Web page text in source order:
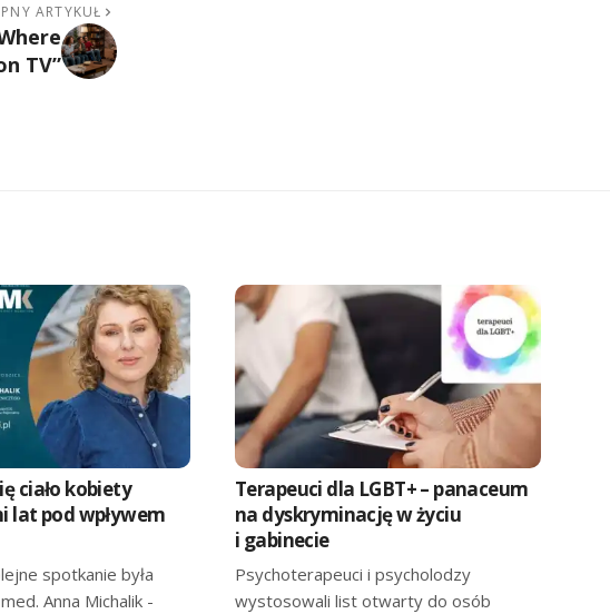
ARTYKUŁ
TV”
ciało kobiety
lat pod wpływem
spotkanie była
Anna Michalik -
Terapeuci dla LGBT+ – panaceum
na dyskryminację w życiu
i gabinecie
Psychoterapeuci i psycholodzy
wystosowali list otwarty do osób